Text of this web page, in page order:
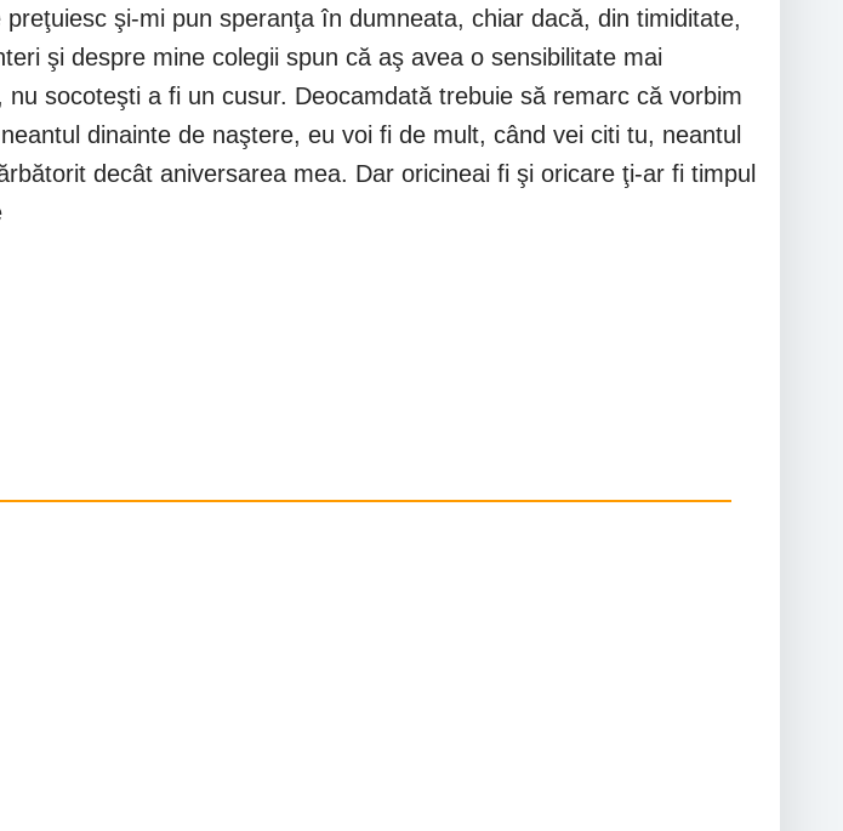
şi-mi pun speranţa în dumneata, chiar dacă, din timiditate,
şi despre mine colegii spun că aş avea o sensibilitate mai
socoteşti a fi un cusur. Deocamdată trebuie să remarc că vorbim
dinainte de naştere, eu voi fi de mult, când vei citi tu, neantul
decât aniversarea mea. Dar oricineai fi şi oricare ţi-ar fi timpul